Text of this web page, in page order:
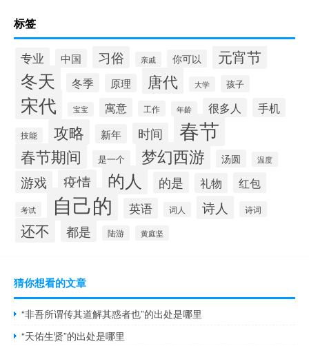
标签
专业 中国 习俗 亲戚 你可以 元宵节
冬天 冬季 原理 唐代 大学 孩子
宋代 宝宝 寓意 工作 年龄 很多人 手机
技能 攻略 新年 时间 春节
春节期间 是一个 梦幻西游 汤圆 温度
游戏 疫情 的人 的是 礼物 红包
考试 自己的 英语 词人 诗人 诗词
还不 都是 陆游 黄庭坚
猜你想看的文章
“非吾所谓传其道解其惑者也”的出处是哪里
“天佑生贤”的出处是哪里